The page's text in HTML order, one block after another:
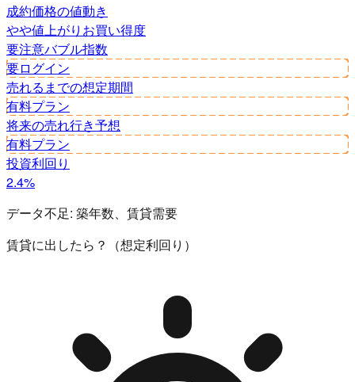
成約価格の値動き
やや値上がり お買い得度
要注意バブル指数
要ログイン
売れるまでの想定期間
有料プラン
将来の売れ行き予想
有料プラン
投資利回り
2.4%
データ不足: 築年数、賃貸需要
賃貸に出したら？（想定利回り）